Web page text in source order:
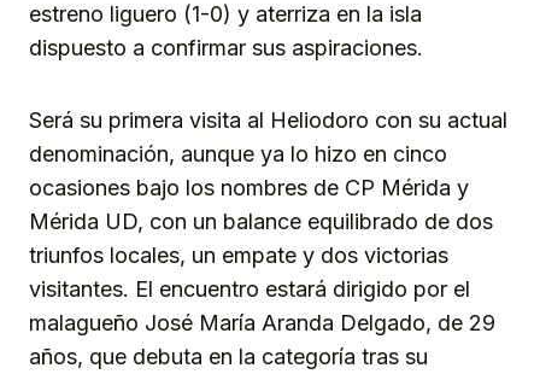
estreno liguero (1-0) y aterriza en la isla
dispuesto a confirmar sus aspiraciones.
Será su primera visita al Heliodoro con su actual
denominación, aunque ya lo hizo en cinco
ocasiones bajo los nombres de CP Mérida y
Mérida UD, con un balance equilibrado de dos
triunfos locales, un empate y dos victorias
visitantes. El encuentro estará dirigido por el
malagueño José María Aranda Delgado, de 29
años, que debuta en la categoría tras su